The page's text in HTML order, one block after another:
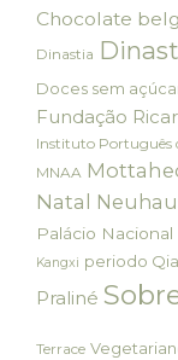
Chocolate
Dinastia
Doces sem
Fundação
Instituto Português
MNAA
Natal
Palácio
Kangxi periodo
Praliné
Terrace